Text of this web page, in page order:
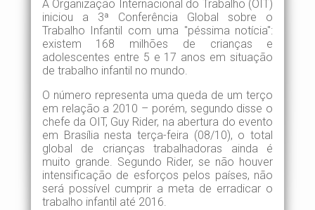
A Organização Internacional do Trabalho (OIT)
iniciou a 3ª Conferência Global sobre o
Trabalho Infantil com uma "péssima notícia":
existem 168 milhões de crianças e
adolescentes entre 5 e 17 anos em situação
de trabalho infantil no mundo.
O número representa uma queda de um terço
em relação a 2010 – porém, segundo disse o
chefe da OIT, Guy Rider, na abertura do evento
em Brasília nesta terça-feira (08/10), o total
global de crianças trabalhadoras ainda é
muito grande. Segundo Rider, se não houver
intensificação de esforços pelos países, não
será possível cumprir a meta de erradicar o
trabalho infantil até 2016.